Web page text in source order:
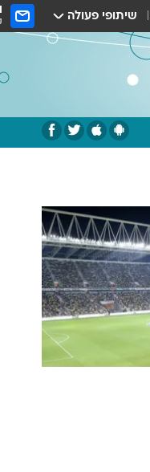
שיתופי פעולה